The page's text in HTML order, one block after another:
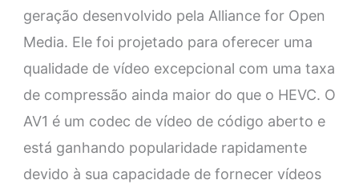
geração desenvolvido pela Alliance for Open
Media. Ele foi projetado para oferecer uma
qualidade de vídeo excepcional com uma taxa
de compressão ainda maior do que o HEVC. O
AV1 é um codec de vídeo de código aberto e
está ganhando popularidade rapidamente
devido à sua capacidade de fornecer vídeos